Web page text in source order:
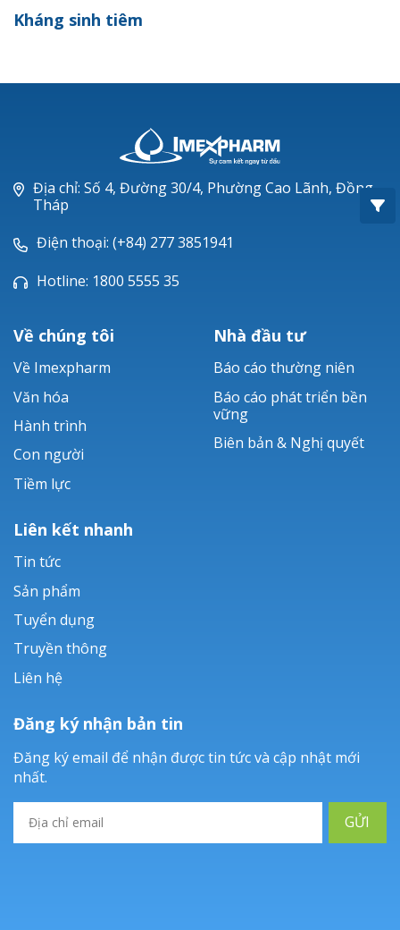
Ceftizoxim®
Piperacillin
Ticarlinat®
Zobacta®
Bacsulfo®
Kháng sinh tiêm
Địa chỉ: Số 4, Đường 30/4, Phường Cao Lãnh, Đồng
Tháp
Điện thoại: (+84) 277 3851941
Hotline: 1800 5555 35
Về chúng tôi
Về Imexpharm
Văn hóa
Hành trình
Con người
Tiềm lực
Nhà đầu tư
Báo cáo thường niên
Báo cáo phát triển bền
vững
Biên bản & Nghị quyết
Liên kết nhanh
Tin tức
Sản phẩm
Tuyển dụng
Truyền thông
Liên hệ
Đăng ký nhận bản tin
Đăng ký email để nhận được tin tức và cập nhật mới
nhất.
GỬI